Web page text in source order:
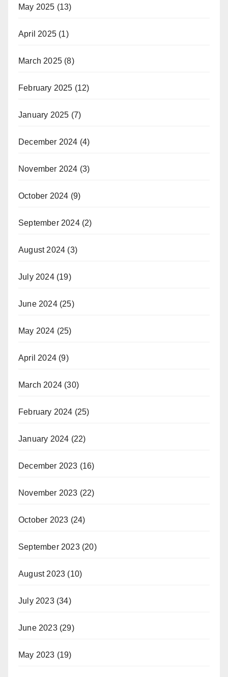
May 2025 (13)
April 2025 (1)
March 2025 (8)
February 2025 (12)
January 2025 (7)
December 2024 (4)
November 2024 (3)
October 2024 (9)
September 2024(2)
August 2024 (3)
July 2024(19)
June 2024(25)
May 2024 (25)
April 2024 (9)
March 2024 (30)
February 2024 (25)
January 2024 (22)
December 2023 (16)
November 2023 (22)
October 2023 (24)
September 2023(20)
August 2023 (10)
July 2023(34)
June 2023(29)
May 2023 (19)